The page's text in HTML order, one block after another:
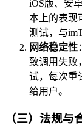
iOS版、安
本上的表现
测试，与
网络稳定性
致调用失败
试，每次重
给用户。
（三）法规与